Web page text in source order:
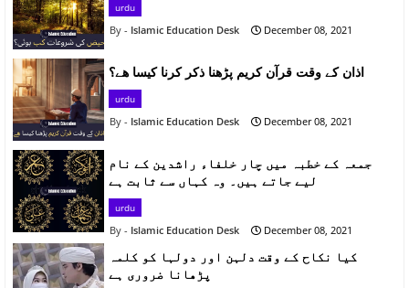
urdu
Islamic Education Desk December 08, 2021
اذان کے وقت قرآن کریم پڑھنا ذکر کرنا کیسا ھے؟
urdu
Islamic Education Desk December 08, 2021
جمعہ کے خطبہ میں چار خلفاء راشدین کے نام
لیے جاتے ہیں۔ وہ کہاں سے ثابت ہے
urdu
Islamic Education Desk December 08, 2021
کیا نکاح کے وقت دلہن اور دولہا کو کلمہ
پڑھانا ضروری ہے